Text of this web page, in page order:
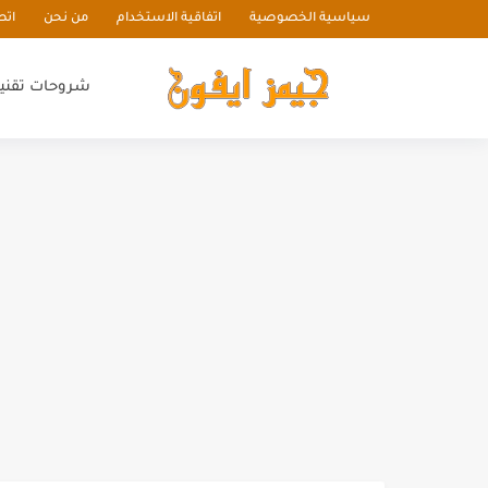
سياسية الخصوصية اتفاقية الاستخدام من نحن
شروحات